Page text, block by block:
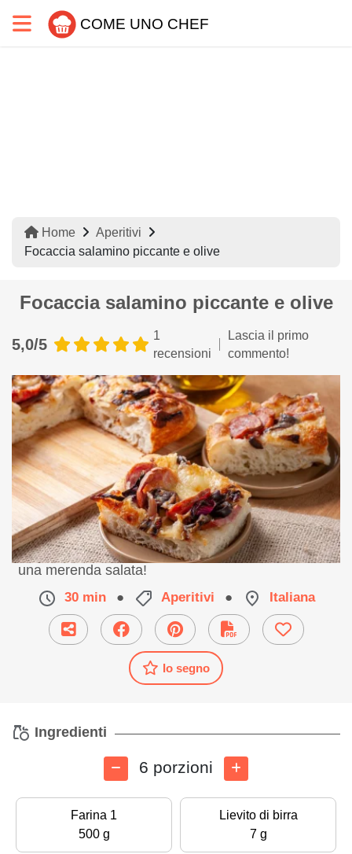
COME UNO CHEF
Home
Aperitivi
Focaccia salamino piccante e olive
Focaccia salamino piccante e olive
5,0/5
1
recensioni
Lascia il primo
commento!
Una focaccia perfetta per un aperitivo goloso o
una merenda salata!
30 min ● Aperitivi ● Italiana
Io segno
Ingredienti
6 porzioni
Farina 1
500 g
Lievito di birra
7 g